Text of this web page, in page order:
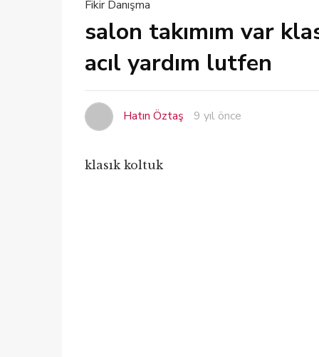
Fikir Danışma
salon takımım var
acıl yardım lutfen
Hatın Öztaş 9 yıl önce
klasık koltuk